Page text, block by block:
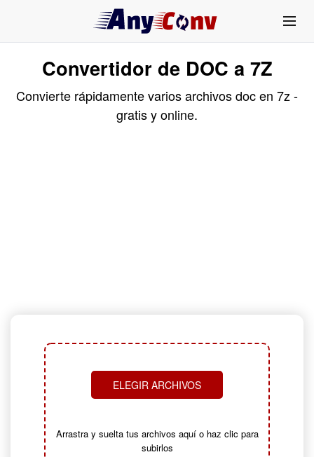
Convertidor de DOC a 7Z
Convierte rápidamente varios archivos doc en 7z -
gratis y online.
ELEGIR ARCHIVOS
Arrastra y suelta tus archivos aquí o haz clic para
subirlos